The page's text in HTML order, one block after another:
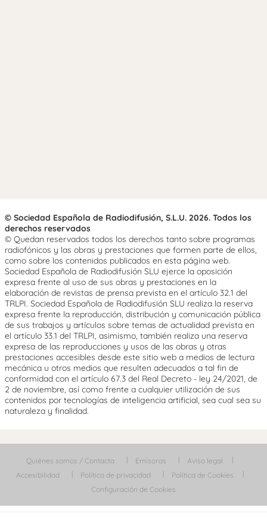
© Sociedad Española de Radiodifusión, S.L.U. 2026. Todos los
derechos reservados
© Quedan reservados todos los derechos tanto sobre programas
radiofónicos y las obras y prestaciones que formen parte de ellos,
como sobre los contenidos publicados en esta página web.
Sociedad Española de Radiodifusión SLU ejerce la oposición
expresa frente al uso de sus obras y prestaciones en la
elaboración de revistas de prensa prevista en el artículo 32.1 del
TRLPI. Sociedad Española de Radiodifusión SLU realiza la reserva
expresa frente la reproducción, distribución y comunicación pública
de sus trabajos y artículos sobre temas de actualidad prevista en
el artículo 33.1 del TRLPI, asimismo, también realiza una reserva
expresa de las reproducciones y usos de las obras y otras
prestaciones accesibles desde este sitio web a medios de lectura
mecánica u otros medios que resulten adecuados a tal fin de
conformidad con el artículo 67.3 del Real Decreto - ley 24/2021, de
2 de noviembre, así como frente a cualquier utilización de sus
contenidos por tecnologías de inteligencia artificial, sea cual sea su
naturaleza y finalidad.
Quiénes somos / Contacta Emisoras
Aviso legal
Accesibilidad
Política de privacidad
Política de Cookies
Configuración de Cookies